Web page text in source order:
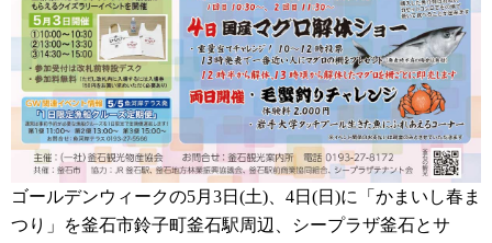
ゴールデンウィークの5月3日(土)、4日(日)に「かまいし春ま
つり」を釜石市鈴子町釜石駅周辺、シープラザ釜石とサ